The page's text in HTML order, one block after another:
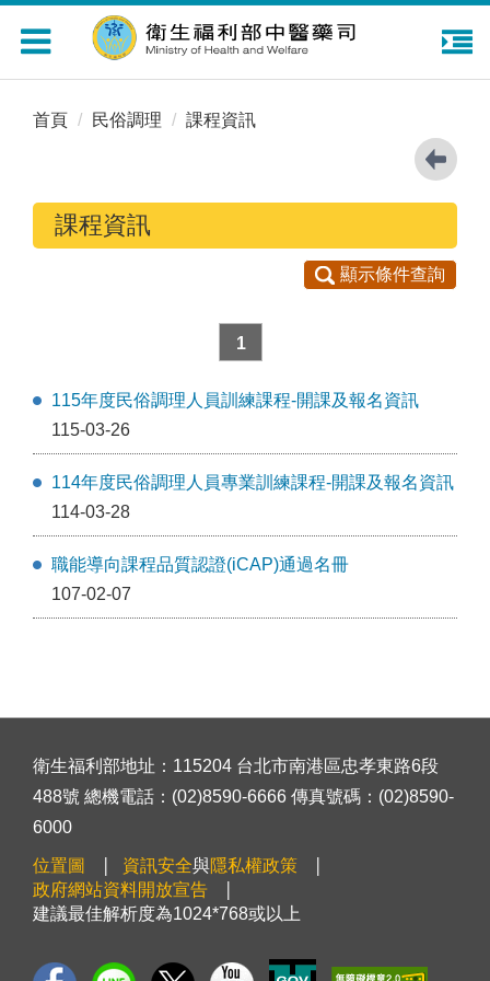
Toggle
navigation
首頁 民俗調理 課程資訊
課程資訊
顯示條件查詢
1
115年度民俗調理人員訓練課程-開課及報名資訊
115-03-26
114年度民俗調理人員專業訓練課程-開課及報名資訊
114-03-28
職能導向課程品質認證(iCAP)通過名冊
107-02-07
衛生福利部地址：115204 台北市南港區忠孝東路6段
488號 總機電話：(02)8590-6666 傳真號碼：(02)8590-
6000
位置圖 資訊安全與隱私權政策
政府網站資料開放宣告
建議最佳解析度為1024*768或以上